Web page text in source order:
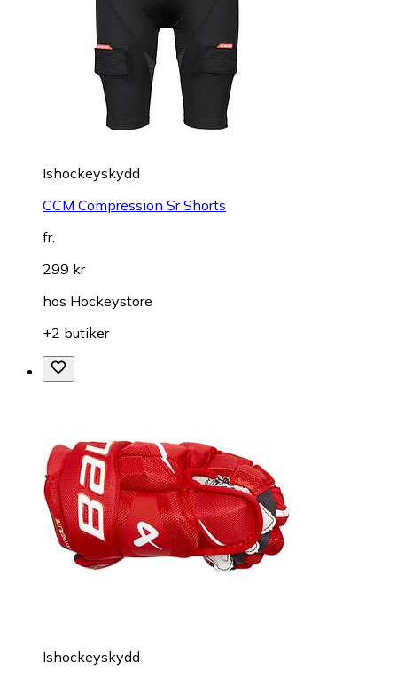
Ishockeyskydd
CCM Compression Sr Shorts
fr.
299 kr
hos Hockeystore
+2 butiker
Ishockeyskydd